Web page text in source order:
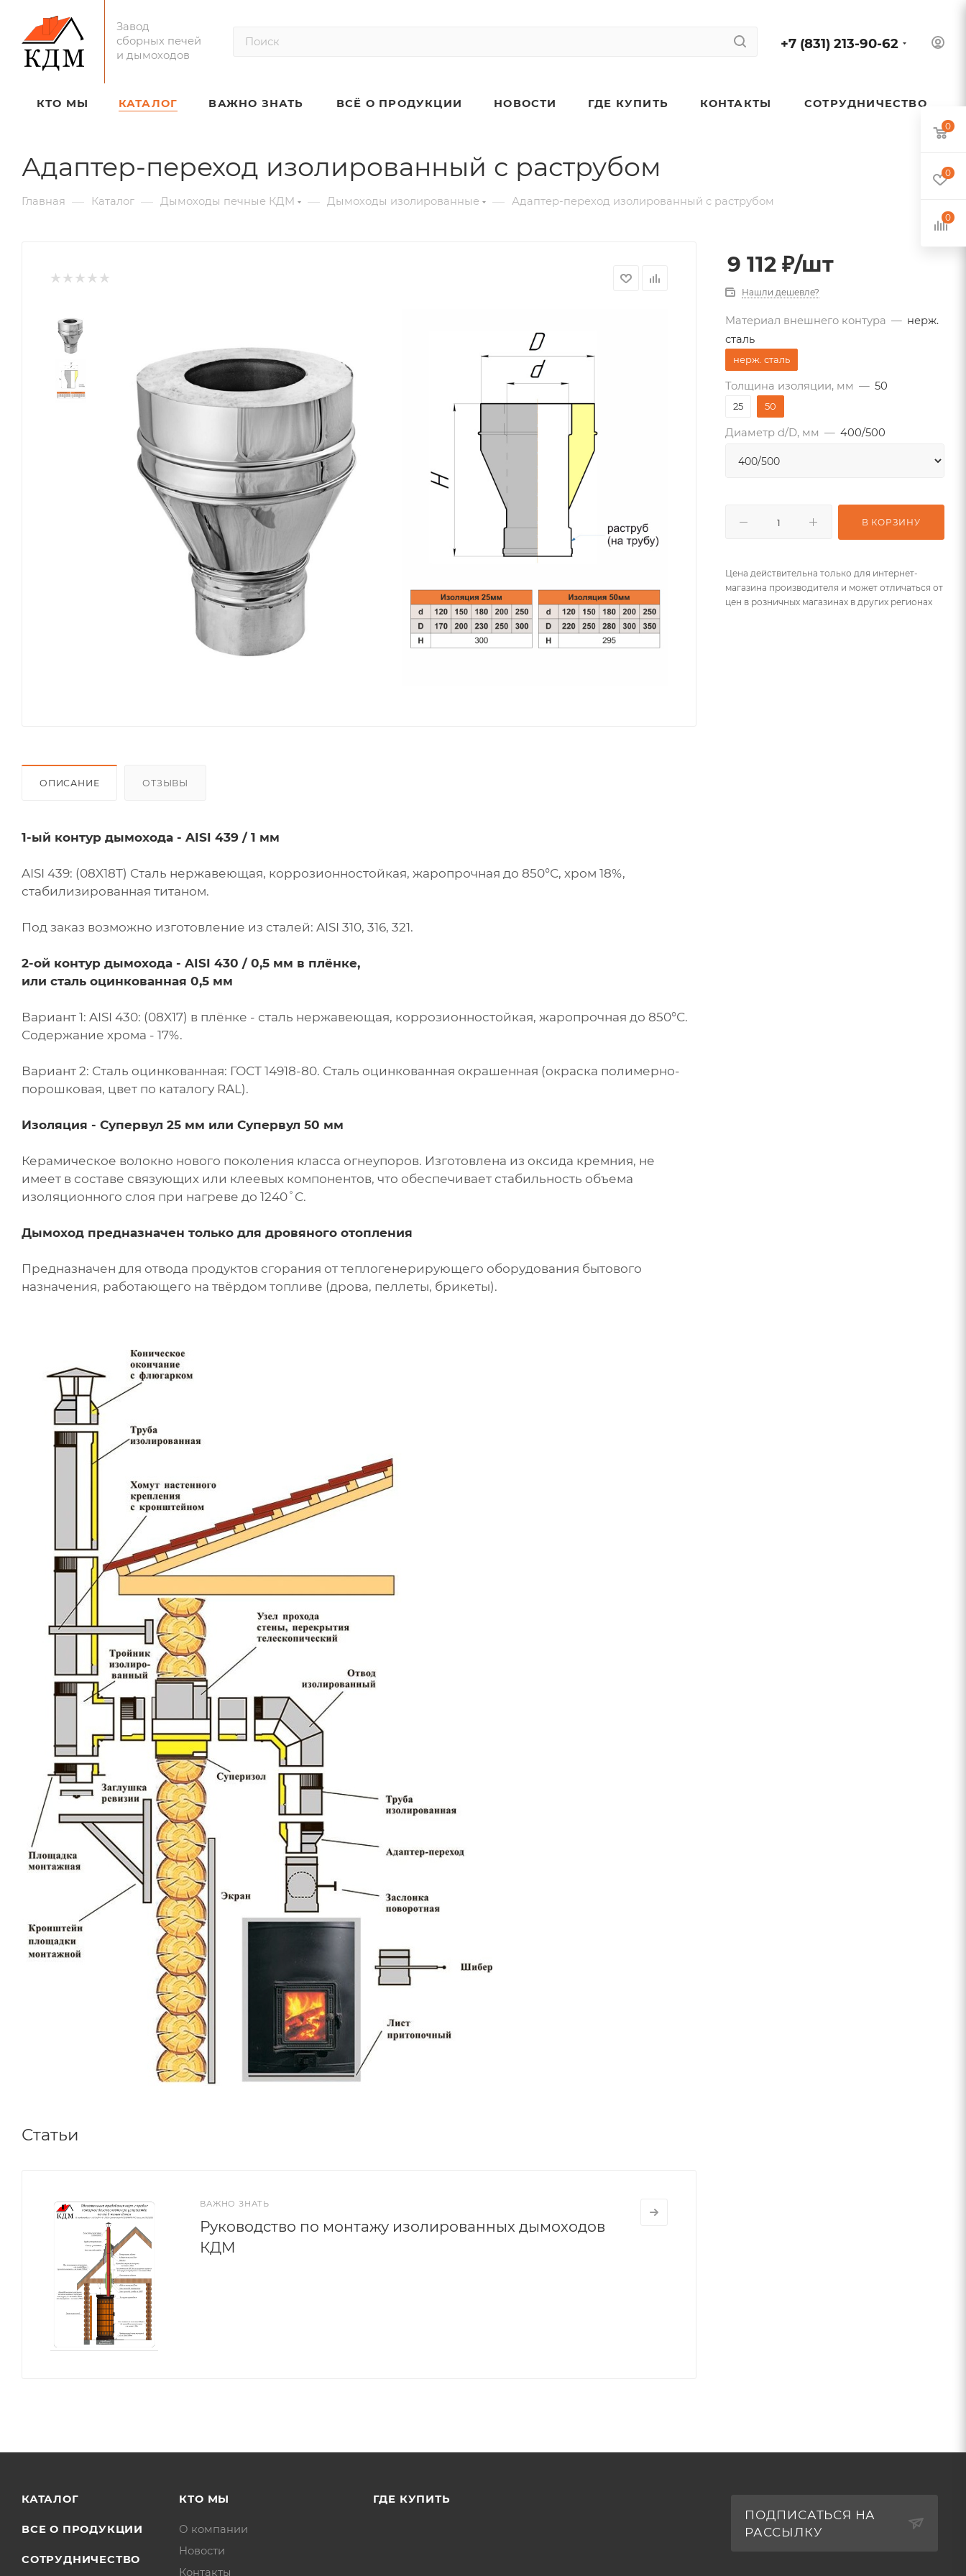
Завод
сборных печей
и дымоходов
+7 (831) 213-90-62
КТО МЫ КАТАЛОГ ВАЖНО ЗНАТЬ ВСЁ О ПРОДУКЦИИ НОВОСТИ ГДЕ КУПИТЬ КОНТАКТЫ СОТРУДНИЧЕСТВО
Адаптер-переход изолированный с раструбом
Главная — Каталог — Дымоходы печные КДМ — Дымоходы изолированные — Адаптер-переход изолированный с раструбом
ОПИСАНИЕ ОТЗЫВЫ
1-ый контур дымохода - AISI 439 / 1 мм
AISI 439: (08X18Т) Сталь нержавеющая, коррозионностойкая, жаропрочная до 850°С, хром 18%,
стабилизированная титаном.
Под заказ возможно изготовление из сталей: AISI 310, 316, 321.
2-ой контур дымохода - AISI 430 / 0,5 мм в плёнке,
или сталь оцинкованная 0,5 мм
Вариант 1: AISI 430: (08X17) в плёнке - сталь нержавеющая, коррозионностойкая, жаропрочная до 850°С.
Содержание хрома - 17%.
Вариант 2: Сталь оцинкованная: ГОСТ 14918-80. Сталь оцинкованная окрашенная (окраска полимерно-
порошковая, цвет по каталогу RAL).
Изоляция - Супервул 25 мм или Супервул 50 мм
Керамическое волокно нового поколения класса огнеупоров. Изготовлена из оксида кремния, не
имеет в составе связующих или клеевых компонентов, что обеспечивает стабильность объема
изоляционного слоя при нагреве до 1240˚С.
Дымоход предназначен только для дровяного отопления
Предназначен для отвода продуктов сгорания от теплогенерирующего оборудования бытового
назначения, работающего на твёрдом топливе (дрова, пеллеты, брикеты).
Статьи
ВАЖНО ЗНАТЬ
Руководство по монтажу изолированных дымоходов
КДМ
9 112 ₽/шт
Нашли дешевле?
Материал внешнего контура — нерж.
сталь
нерж. сталь
Толщина изоляции, мм — 50
25 50
Диаметр d/D, мм — 400/500
В КОРЗИНУ
Цена действительна только для интернет-
магазина производителя и может отличаться от
цен в розничных магазинах в других регионах
КАТАЛОГ
ВСЕ О ПРОДУКЦИИ
СОТРУДНИЧЕСТВО
КТО МЫ
О компании
Новости
Контакты
ГДЕ КУПИТЬ
ПОДПИСАТЬСЯ НА
РАССЫЛКУ
0
0
0